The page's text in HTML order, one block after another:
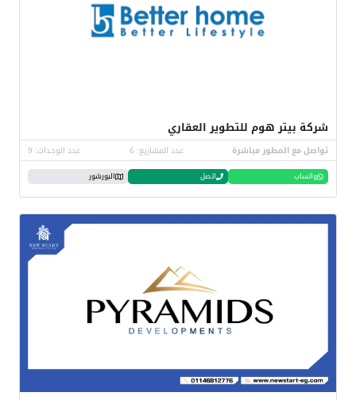
شركة بيتر هوم للتطوير العقاري
تواصل مع المطور مباشرة عدد المشاريع: 6 عدد الوحدات: 9
واتساب اتصل البورشور